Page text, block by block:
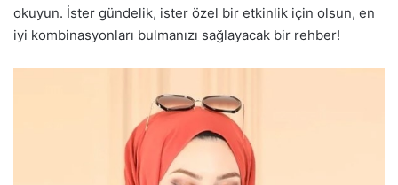
okuyun. İster gündelik, ister özel bir etkinlik için olsun, en
iyi kombinasyonları bulmanızı sağlayacak bir rehber!